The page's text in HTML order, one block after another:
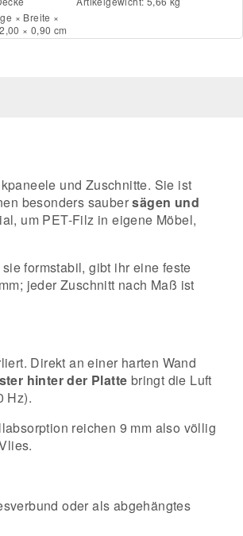
× Breite ×
× 0,90 cm
und Zuschnitte. Sie ist
besonders saubersägen und
um PET-Filz in eigene Möbel,
formstabil, gibt ihr eine feste
jeder Zuschnitt nach Maß ist
Direkt an einer harten Wand
hinter der Platte bringt die Luft
Hz).
reichen 9 mm also völlig
oder als abgehängtes